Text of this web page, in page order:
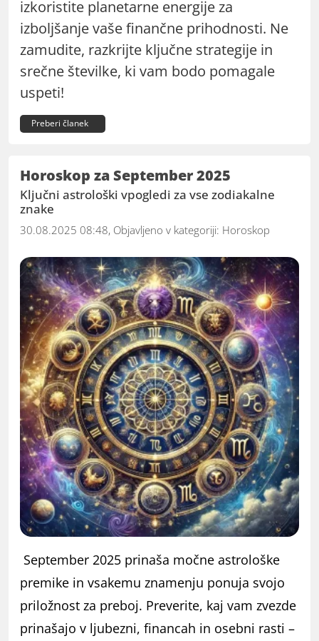
izkoristite planetarne energije za
izboljšanje vaše finančne prihodnosti. Ne
zamudite, razkrijte ključne strategije in
srečne številke, ki vam bodo pomagale
uspeti!
Preberi članek
Horoskop za September 2025
Ključni astrološki vpogledi za vse zodiakalne
znake
30.08.2025 08:48, Objavljeno v kategoriji: Horoskop
September 2025 prinaša močne astrološke
premike in vsakemu znamenju ponuja svojo
priložnost za preboj. Preverite, kaj vam zvezde
prinašajo v ljubezni, financah in osebni rasti –